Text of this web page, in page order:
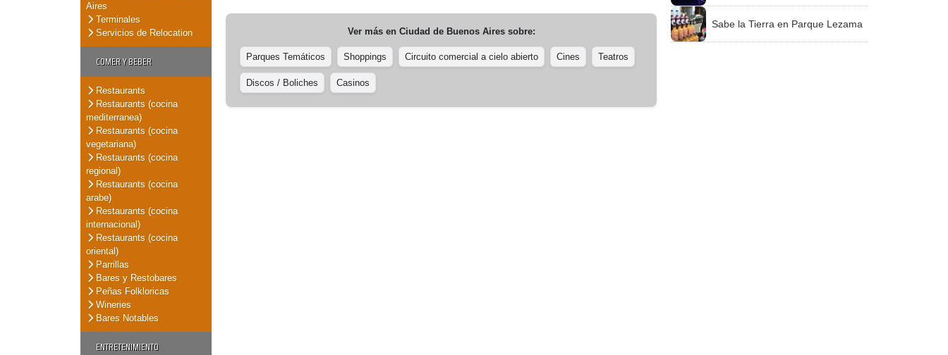
Aires
Terminales
Servicios de Relocation
COMER Y BEBER
Restaurants
Restaurants (cocina
mediterranea)
Restaurants (cocina
vegetariana)
Restaurants (cocina
regional)
Restaurants (cocina
arabe)
Restaurants (cocina
internacional)
Restaurants (cocina
oriental)
Parrillas
Bares y Restobares
Peñas Folkloricas
Wineries
Bares Notables
ENTRETENIMIENTO
Ver más en Ciudad de Buenos Airessobre:
Parques Temáticos Shoppings Circuito comercial a cielo abierto Cines Teatros
Discos / Boliches Casinos
Sabe la Tierra en Parque Lezama